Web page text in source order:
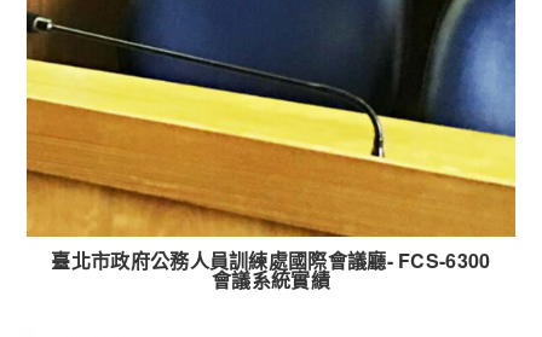
臺北市政府公務人員訓練處國際會議廳- FCS-6300
會議系統實績